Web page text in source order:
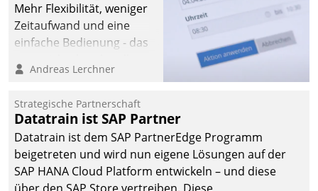
Mehr Flexibilität, weniger
Zeitaufwand und eine
einfache Bedienung - das
Cockpit für mobile
Datatrain. Die meravis
Wohnungsbau- und
Immobilien GmbH hat
sich dabei für den Betrieb
der Lösung über die SAP
Andreas Lerchner
Strategische Partnerschaft
Datatrain ist SAP Partner
Datatrain ist dem SAP PartnerEdge Programm
beigetreten und wird nun eigene Lösungen auf der
SAP HANA Cloud Platform entwickeln – und diese